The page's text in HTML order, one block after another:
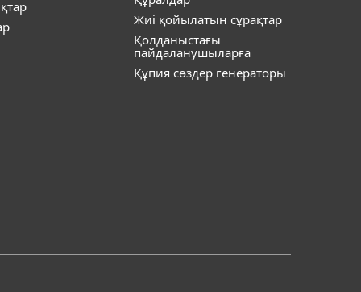
Жиі қойылатын сұрақтар
Қолданыстағы
пайдаланушыларға
Құпия сөздер генераторы